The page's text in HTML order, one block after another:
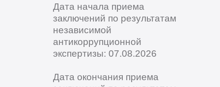
Дата начала приема
заключений по результатам
независимой
антикоррупционной
экспертизы: 07.08.2026
Дата окончания приема